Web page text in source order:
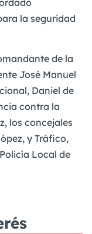
la seguridad
de la
José Manuel
Daniel de
contra la
los concejales
y Tráfico,
Local de